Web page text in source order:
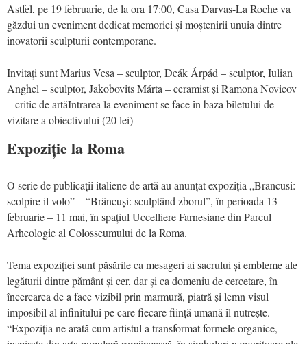
Astfel, pe 19 februarie, de la ora 17:00, Casa Darvas-La Roche va
găzdui un eveniment dedicat memoriei și moștenirii unuia dintre
inovatorii sculpturii contemporane.
Invitați sunt Marius Vesa – sculptor, Deák Árpád – sculptor, Iulian
Anghel – sculptor, Jakobovits Márta – ceramist și Ramona Novicov
– critic de artăIntrarea la eveniment se face în baza biletului de
vizitare a obiectivului (20 lei)
Expoziție la Roma
O serie de publicații italiene de artă au anunțat expoziția „Brancusi:
scolpire il volo” – “Brâncuși: sculptând zborul”, în perioada 13
februarie – 11 mai, în spațiul Uccelliere Farnesiane din Parcul
Arheologic al Colosseumului de la Roma.
Tema expoziției sunt păsările ca mesageri ai sacrului și embleme ale
legăturii dintre pământ și cer, dar și ca domeniu de cercetare, în
încercarea de a face vizibil prin marmură, piatră și lemn visul
imposibil al infinitului pe care fiecare ființă umană îl nutrește.
“Expoziția ne arată cum artistul a transformat formele organice,